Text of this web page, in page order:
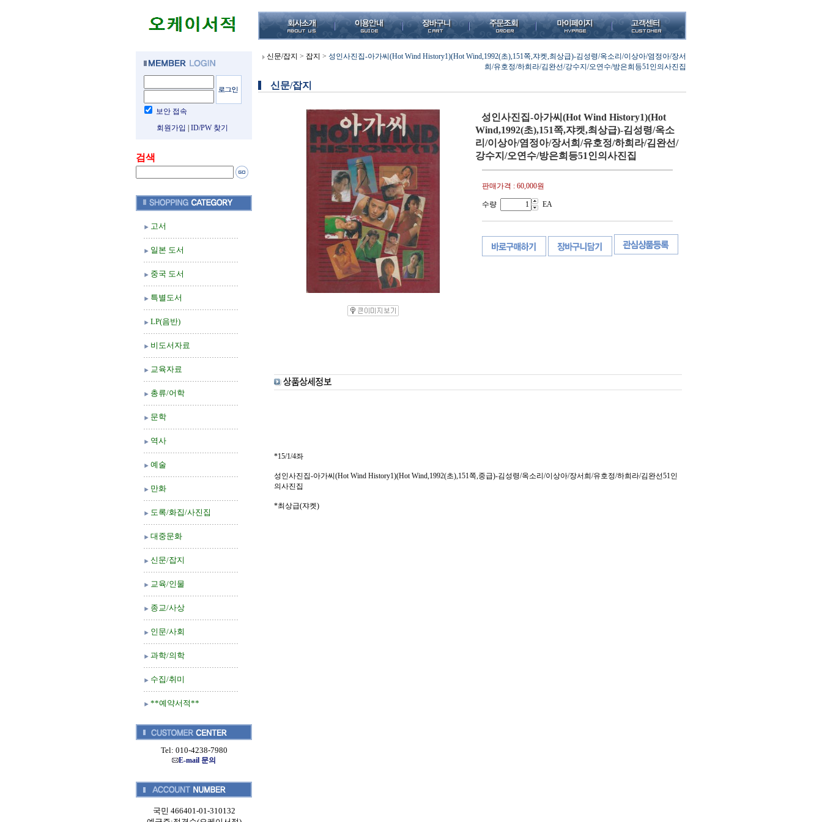
보안 접속
회원가입
ID/PW 찾기
검색
고서
일본 도서
중국 도서
특별도서
LP(음반)
비도서자료
교육자료
총류/어학
문학
역사
예술
만화
도록/화집/사진집
대중문화
신문/잡지
교육/인물
종교/사상
인문/사회
과학/의학
수집/취미
**예약서적**
Tel: 010-4238-7980
E-mail 문의
국민 466401-01-310132
신문/잡지 > 잡지 > 성인사진집-아가씨(Hot Wind History1)(Hot Wind,1992(초),151쪽,쟈켓,최상급)-김성령/옥소리/이상아/염정아/장서
희/유호정/하희라/김완선/강수지/오연수/방은희등51인의사진집
신문/잡지
성인사진집-아가씨(Hot Wind History1)(Hot
Wind,1992(초),151쪽,쟈켓,최상급)-김성령/옥소
리/이상아/염정아/장서희/유호정/하희라/김완선/
강수지/오연수/방은희등51인의사진집
판매가격 : 60,000원
수량 EA
*15/1/4좌
성인사진집-아가씨(Hot Wind History1)(Hot Wind,1992(초),151쪽,중급)-김성령/옥소리/이상아/장서희/유호정/하희라/김완선51인
의사진집
*최상급(쟈켓)